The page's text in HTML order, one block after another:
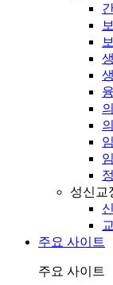
성신교
주요 사이트
주요 사이트